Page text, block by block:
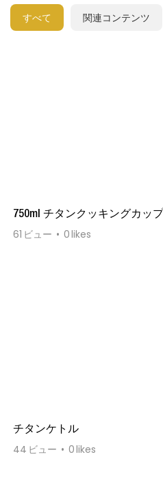
すべて 関連コンテンツ
750ml チタンクッキングカップ
61 ビュー 0likes
チタンケトル
44 ビュー 0likes